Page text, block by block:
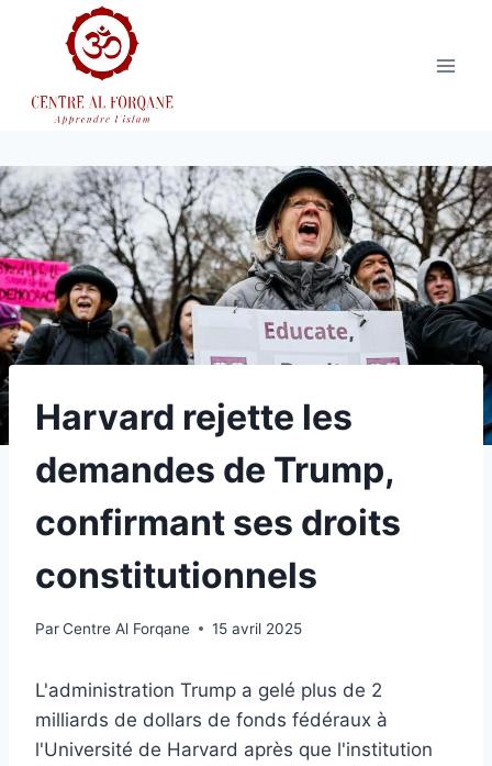
Harvard rejette les
demandes de Trump,
confirmant ses droits
constitutionnels
ParCentre Al Forqane 15 avril 2025
L'administration Trump a gelé plus de 2
milliards de dollars de fonds fédéraux à
l'Université de Harvard après que l'institution